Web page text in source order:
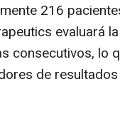
216
evaluará la
consecutivos, lo
de resultados